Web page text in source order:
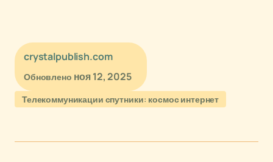
crystalpublish.com
Обновлено ноя 12, 2025
Телекоммуникации спутники: космос интернет